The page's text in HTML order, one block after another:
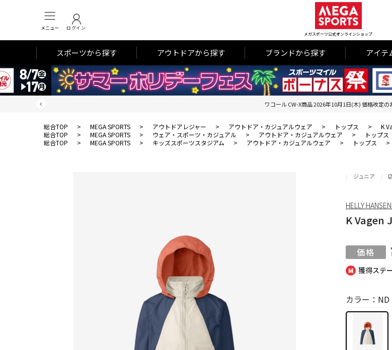
メニュー ログイン
メガスポーツ公式オンラインショップ
スポーツから探す アウトドアから探す ブランドから探す アイテ
ワコール CW-X商品 2026年10月1日(木) 価格改定の
総合TOP > MEGA SPORTS > アウトドアレジャー > アウトドア・カジュアルウェア > トップス >
K
総合TOP
> MEGA SPORTS > ウェア・スポーツ・カジュアル > アウトドア・カジュアルウェア > トップス
総合TOP
> MEGA SPORTS > キッズスポーツスタジアム > アウトドア・カジュアルウェア > トップス >
獲得ステ
ジュニア
K Vagen
カラー：ND
HELLY